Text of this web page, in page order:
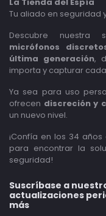
La Tienda del Espía
Tu aliado en seguridad
Descubre nuestra
micrófonos
última generación,
importa y capturar
Ya sea para uso
ofrecen discreción y
un nuevo nivel.
¡Confía en los 34
para encontrar la
seguridad!
Suscríbase a
actualizaciones
más